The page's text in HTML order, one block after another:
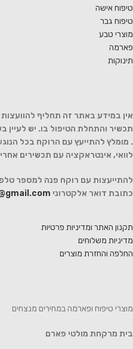
טיפוח אישה
טיפוח גבר
מוצרי טבע
פארמה
תינוקות
אין במידע באתר זה תחליף
תכשיר והתחלת הטיפול בו. יש לעיין
. מומלץ להתייעץ עם הרוקח בכל
לוואי, אינטראקציה עם תכשירים
כתובת דואר אלקטרוני
תקנון האתר ומדיניות פרטיות
מדיניות משלוחים
החלפה והחזרת מוצרים
מוצרי טיפוח ופארמה במחירים מנצחים
בית מרקחת מולטי פארם